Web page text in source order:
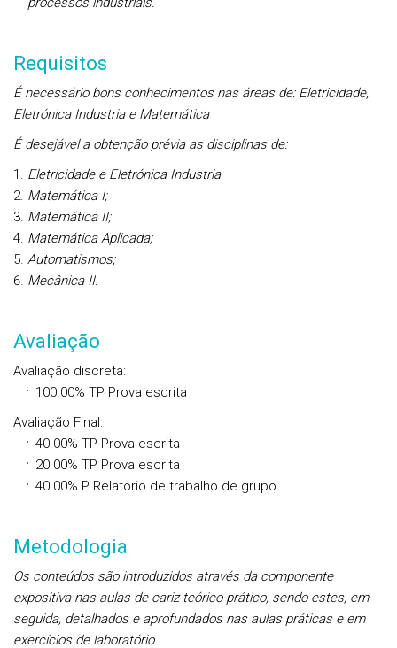
Requisitos
É necessário bons conhecimentos nas áreas de: Eletricidade,
Eletrónica Industria e Matemática
É desejável a obtenção prévia as disciplinas de:
Eletricidade e Eletrónica Industria
Matemática I;
Matemática II;
Matemática Aplicada;
Automatismos;
Mecânica II.
Avaliação
Avaliação discreta:
100.00% TP Prova escrita
Avaliação Final:
40.00% TP Prova escrita
20.00% TP Prova escrita
40.00% P Relatório de trabalho de grupo
Metodologia
Os conteúdos são introduzidos através da componente
expositiva nas aulas de cariz teórico-prático, sendo estes, em
seguida, detalhados e aprofundados nas aulas práticas e em
exercícios de laboratório.